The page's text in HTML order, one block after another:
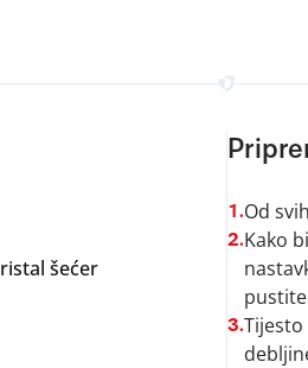
šećer
1.Od
2.Kako
3.